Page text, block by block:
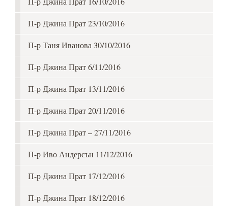
П-р Джина Прат 23/10/2016
П-р Таня Иванова 30/10/2016
П-р Джина Прат 6/11/2016
П-р Джина Прат 13/11/2016
П-р Джина Прат 20/11/2016
П-р Джина Прат – 27/11/2016
П-р Иво Андерсън 11/12/2016
П-р Джина Прат 17/12/2016
П-р Джина Прат 18/12/2016